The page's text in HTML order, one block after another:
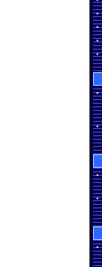
·
·
·
·
·
·
·
·
·